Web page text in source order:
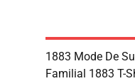
1883 Mode De
Familial 1883 T-